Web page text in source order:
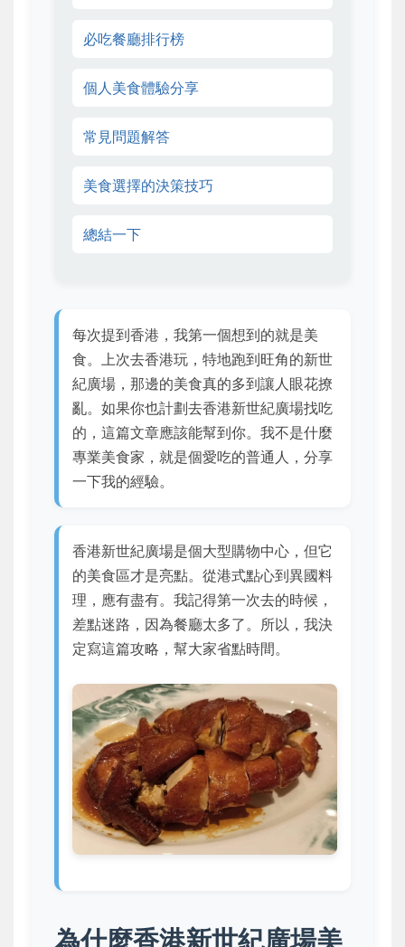
必吃餐廳排行榜
個人美食體驗分享
常見問題解答
美食選擇的決策技巧
總結一下
每次提到香港，我第一個想到的就是美
食。上次去香港玩，特地跑到旺角的新世
紀廣場，那邊的美食真的多到讓人眼花撩
亂。如果你也計劃去香港新世紀廣場找吃
的，這篇文章應該能幫到你。我不是什麼
專業美食家，就是個愛吃的普通人，分享
一下我的經驗。
香港新世紀廣場是個大型購物中心，但它
的美食區才是亮點。從港式點心到異國料
理，應有盡有。我記得第一次去的時候，
差點迷路，因為餐廳太多了。所以，我決
定寫這篇攻略，幫大家省點時間。
為什麼香港新世紀廣場美